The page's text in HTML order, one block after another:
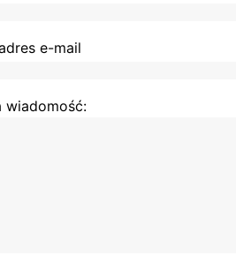
e-mail
wiadomość: